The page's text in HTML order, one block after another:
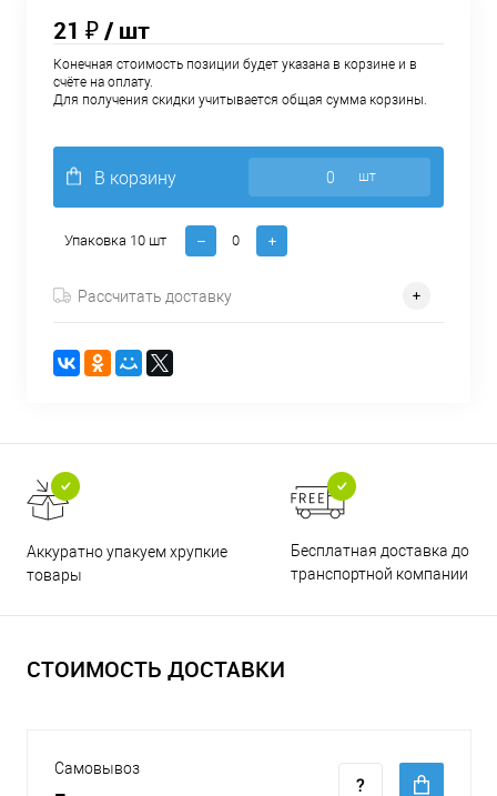
21 ₽/ шт
Конечная стоимость позиции будет указана в корзине и в
счёте на оплату.
Для получения скидки учитывается общая сумма корзины.
В корзину шт
Упаковка 10 шт
Рассчитать доставку
Аккуратно упакуем хрупкие
товары
Бесплатная доставка до
транспортной компании
СТОИМОСТЬ ДОСТАВКИ
Самовывоз